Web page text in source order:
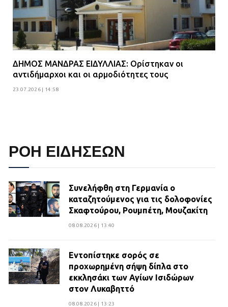
ΔΗΜΟΣ ΜΑΝΔΡΑΣ ΕΙΔΥΛΛΙΑΣ: Ορίστηκαν οι
αντιδήμαρχοι και οι αρμοδιότητες τους
23.07.2026 | 14:58
ΡΟΗ ΕΙΔΗΣΕΩΝ
Συνελήφθη στη Γερμανία ο
καταζητούμενος για τις δολοφονίες
Σκαφτούρου, Ρουμπέτη, Μουζακίτη
08.08.2026 | 13:40
Εντοπίστηκε σορός σε
προχωρημένη σήψη δίπλα στο
εκκλησάκι των Αγίων Ισιδώρων
στον Λυκαβηττό
08.08.2026 | 13:23